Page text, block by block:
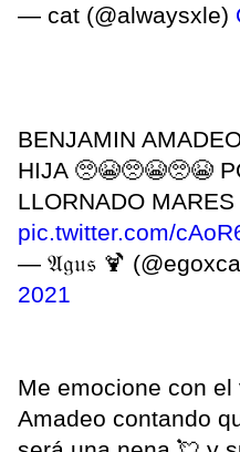
— cat (@alwaysxle)
BENJAMIN
HIJA 🥺😭🥺😭🥺😭
LLORNADO MARES
pic.twitter.com/
— 𝔄𝔤𝔲𝔰 🍹
2021
Me emocione con
Amadeo contando